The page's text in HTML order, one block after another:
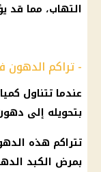
التهاب، مما قد
- تراكم الدهون
عندما تتناول
بتحويله إلى
تتراكم هذه
بمرض الكبد